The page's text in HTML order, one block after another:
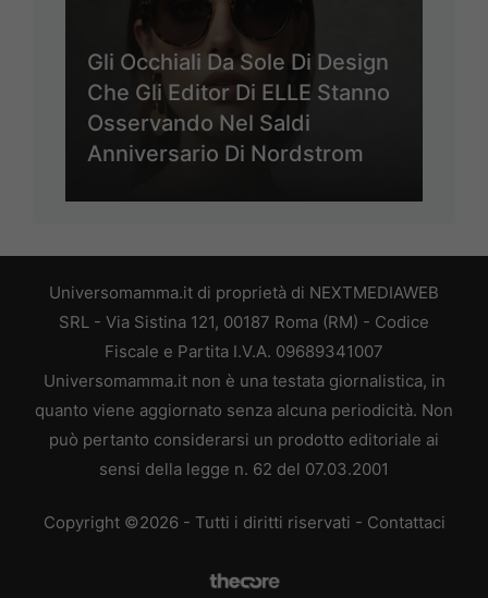
Gli Occhiali Da Sole Di Design
Che Gli Editor Di ELLE Stanno
Osservando Nel Saldi
Anniversario Di Nordstrom
Universomamma.it di proprietà di NEXTMEDIAWEB
SRL - Via Sistina 121, 00187 Roma (RM) - Codice
Fiscale e Partita I.V.A. 09689341007
Universomamma.it non è una testata giornalistica, in
quanto viene aggiornato senza alcuna periodicità. Non
può pertanto considerarsi un prodotto editoriale ai
sensi della legge n. 62 del 07.03.2001
Copyright ©2026 - Tutti i diritti riservati - Contattaci